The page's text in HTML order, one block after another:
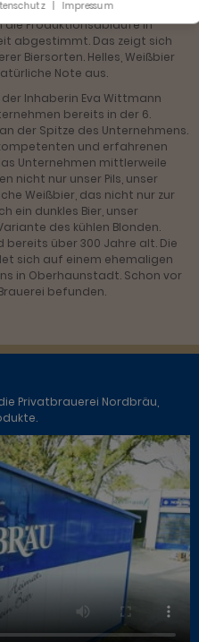
Umwelt liegen uns am Herzen.
die Produktionsabläufe in
abgestimmt. Das zeigt sich
Biersorten. Helles, Weißbier
Note aus.
Inhaberin Eva Wittmann
bereits in der 6.
der Spitze des Unternehmens.
und erfahrenen
Unternehmen mittlerweile
nicht nur unser Pils, unser
Weißbier, das nicht nur zur
ein dunkles Bier, unser
des kühlen Blonden.
bereits über 300 Jahre alt. Die
sich auf einem ehemaligen
in Oberhaunstadt. Schon vor
befunden.
Privatbrauerei Nordbräu,
Impressum